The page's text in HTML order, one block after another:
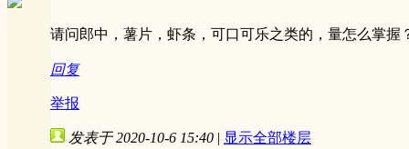
请问郎中，薯片，虾条，可口可乐之类的，量怎么掌握
回复
举报
发表于 2020-10-6 15:40 | 显示全部楼层